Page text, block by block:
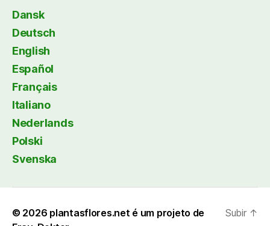
Dansk
Deutsch
English
Español
Français
Italiano
Nederlands
Polski
Svenska
© 2026 plantasflores.net é um projeto de
Subir ↑